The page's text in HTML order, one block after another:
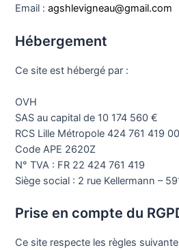
Email :agshlevigneau@gmail.com
Hébergement
Ce site est hébergé par :
OVH
SAS au capital de 10 174 560 €
RCS Lille Métropole 424 761 419
Code APE 2620Z
N° TVA : FR 22 424 761 419
Siège social : 2 rue Kellermann –
Prise en compte du
Ce site respecte les règles